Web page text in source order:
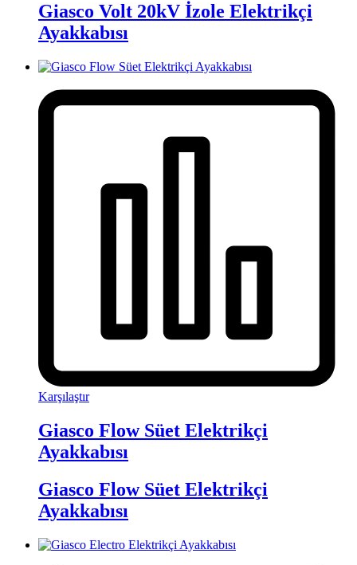
Giasco Volt 20kV İzole Elektrikçi
Ayakkabısı
Karşılaştır
Giasco Flow Süet Elektrikçi
Ayakkabısı
Giasco Flow Süet Elektrikçi
Ayakkabısı